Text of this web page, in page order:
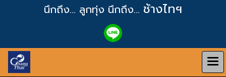
นึกถึง... ลูกทุ่ง นึกถึง... ช้างไทฯ